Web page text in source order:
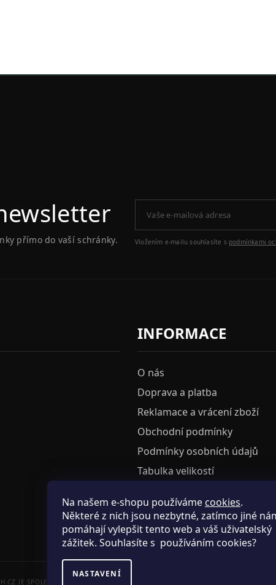
Na našem e-shopu používáme cookies.
Některé z nich jsou nezbytné, zatímco jiné
pomáhají vylepšit tento web a váš uživatelský
zážitek. Souhlasíte s používáním cookies?
NASTAVENÍ
přímo do vaší schránky. Vložením e-mailu souhlasíte s podmínkami
INFORMACE
O nás
Doprava a platba
Reklamace a vrácení zboží
Obchodní podmínky
Podmínky osobních údajů
Tabulka velikostí
HOSH KLUB
VELKOOBCHOD
JE SPOLECNOST PAK FASHION S.R.O., IC: 25774701.